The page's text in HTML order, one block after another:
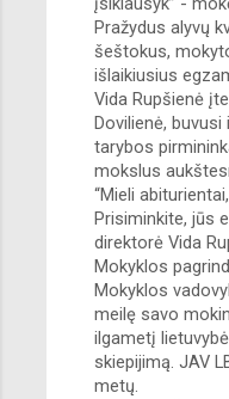
Pražydus alyvų
šeštokus,
išlaikiusius
Vida Rupšienė
Dovilienė,
tarybos
mokslus
“Mieli
Prisiminkite, jūs
direktorė Vida
Mokyklos
Mokyklos
meilę savo
ilgametį
skiepijimą. JAV
metų.